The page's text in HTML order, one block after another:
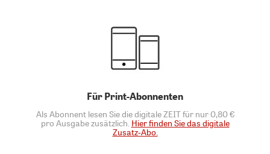
Für Print-Abonnenten
Als Abonnent lesen Sie die digitale ZEIT für nur 0,80 €
pro Ausgabe zusätzlich. Hier finden Sie das digitale
Zusatz-Abo.